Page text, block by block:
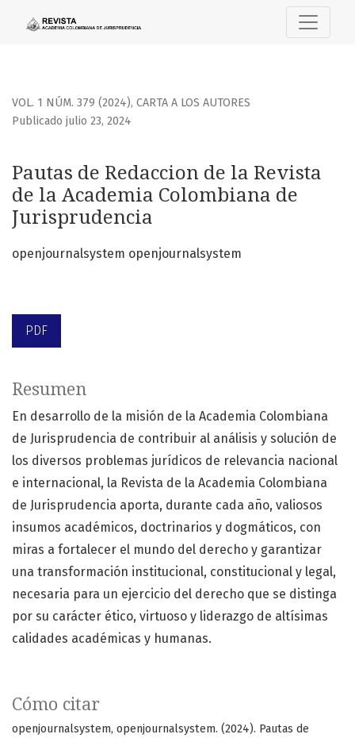
Pautas de Redaccion de la Revista de la Academia
VOL. 1 NÚM. 379 (2024), CARTA A LOS AUTORES
Pautas de Redaccion de la Revista
de la Academia Colombiana de
Jurisprudencia
Publicado julio 23, 2024
openjournalsystem openjournalsystem
PDF
Cómo citar
openjournalsystem, openjournalsystem. (2024). Pautas de
Resumen
En desarrollo de la misión de la Academia Colombiana
de Jurisprudencia de contribuir al análisis y solución de
los diversos problemas jurídicos de relevancia nacional
e internacional, la Revista de la Academia Colombiana
de Jurisprudencia aporta, durante cada año, valiosos
insumos académicos, doctrinarios y dogmáticos, con
miras a fortalecer el mundo del derecho y garantizar
una transformación institucional, constitucional y legal,
necesaria para un ejercicio del derecho que se distinga
por su carácter ético, virtuoso y liderazgo de altísimas
calidades académicas y humanas.